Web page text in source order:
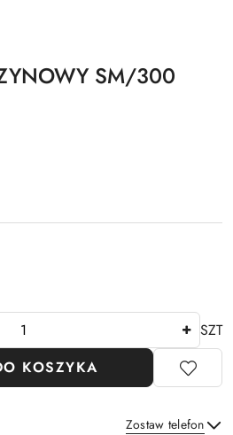
SM/300
SZT
KOSZYKA
Zostaw telefon